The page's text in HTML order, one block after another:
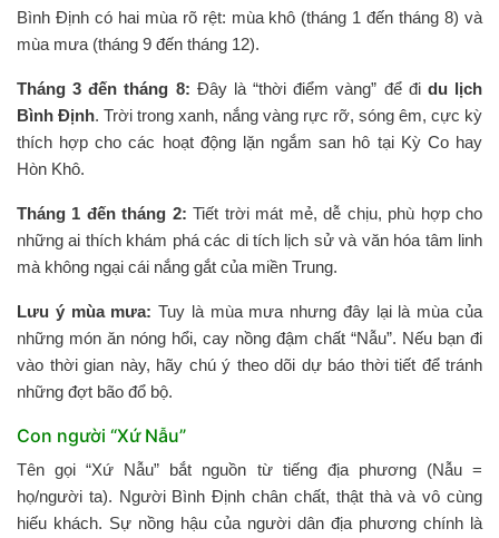
Bình Định có hai mùa rõ rệt: mùa khô (tháng 1 đến tháng 8) và
mùa mưa (tháng 9 đến tháng 12).
Tháng 3 đến tháng 8: Đây là “thời điểm vàng” để đi du lịch
Bình Định. Trời trong xanh, nắng vàng rực rỡ, sóng êm, cực kỳ
thích hợp cho các hoạt động lặn ngắm san hô tại Kỳ Co hay
Hòn Khô.
Tháng 1 đến tháng 2: Tiết trời mát mẻ, dễ chịu, phù hợp cho
những ai thích khám phá các di tích lịch sử và văn hóa tâm linh
mà không ngại cái nắng gắt của miền Trung.
Lưu ý mùa mưa: Tuy là mùa mưa nhưng đây lại là mùa của
những món ăn nóng hổi, cay nồng đậm chất “Nẫu”. Nếu bạn đi
vào thời gian này, hãy chú ý theo dõi dự báo thời tiết để tránh
những đợt bão đổ bộ.
Con người “Xứ Nẫu”
Tên gọi “Xứ Nẫu” bắt nguồn từ tiếng địa phương (Nẫu =
họ/người ta). Người Bình Định chân chất, thật thà và vô cùng
hiếu khách. Sự nồng hậu của người dân địa phương chính là